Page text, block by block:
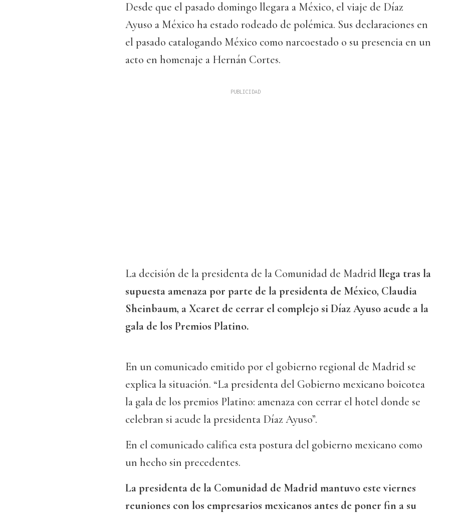
Desde que el pasado domingo llegara a México, el viaje de Díaz
Ayuso a México ha estado rodeado de polémica. Sus declaraciones en
el pasado catalogando México como narcoestado o su presencia en un
acto en homenaje a Hernán Cortes.
La decisión de la presidenta de la Comunidad de Madrid llega tras la
supuesta amenaza por parte de la presidenta de México, Claudia
Sheinbaum, a Xcaret de cerrar el complejo si Díaz Ayuso acude a la
gala de los Premios Platino.
En un comunicado emitido por el gobierno regional de Madrid se
explica la situación. “La presidenta del Gobierno mexicano boicotea
la gala de los premios Platino: amenaza con cerrar el hotel donde se
celebran si acude la presidenta Díaz Ayuso”.
En el comunicado califica esta postura del gobierno mexicano como
un hecho sin precedentes.
La presidenta de la Comunidad de Madrid mantuvo este viernes
reuniones con los empresarios mexicanos antes de poner fin a su